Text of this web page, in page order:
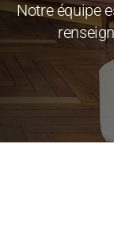
Notre équipe